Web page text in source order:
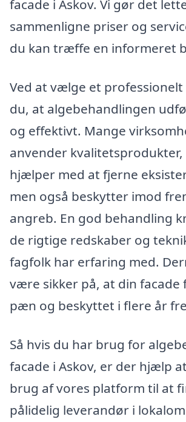
facade i Askov. Vi gør det
sammenligne priser og
du kan træffe en informeret
Ved at vælge et
du, at algebehandlingen
og effektivt. Mange
anvender kvalitetsprodukter,
hjælper med at fjerne
men også beskytter imod
angreb. En god behandling
de rigtige redskaber og
fagfolk har erfaring med.
være sikker på, at din facade
pæn og beskyttet i flere år
Så hvis du har brug for
facade i Askov, er der hjælp
brug af vores platform til at
pålidelig leverandør i